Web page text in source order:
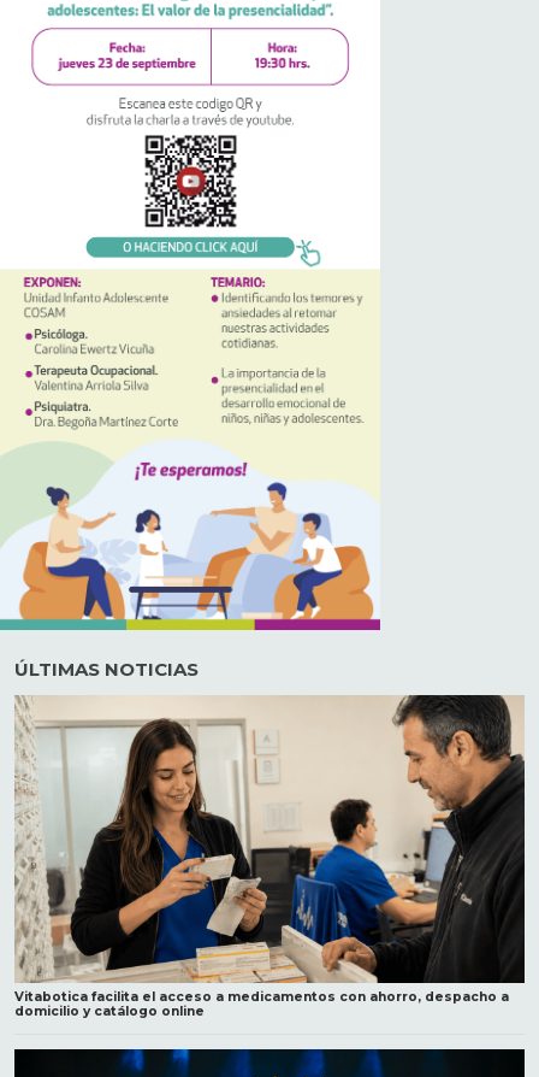
ÚLTIMAS NOTICIAS
Vitabotica facilita el acceso a medicamentos con ahorro, despacho a
domicilio y catálogo online